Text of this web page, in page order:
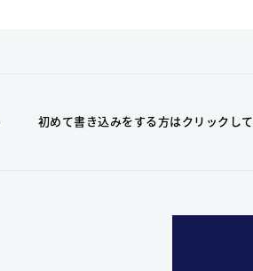
初めて書き込みをする方はクリックして